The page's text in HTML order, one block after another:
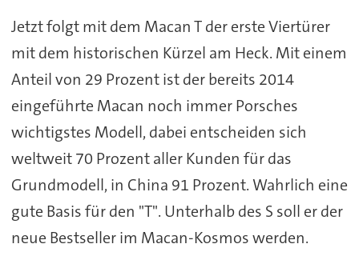
Jetzt folgt mit dem Macan T der erste Viertürer
mit dem historischen Kürzel am Heck. Mit einem
Anteil von 29 Prozent ist der bereits 2014
eingeführte Macan noch immer Porsches
wichtigstes Modell, dabei entscheiden sich
weltweit 70 Prozent aller Kunden für das
Grundmodell, in China 91 Prozent. Wahrlich eine
gute Basis für den "T". Unterhalb des S soll er der
neue Bestseller im Macan-Kosmos werden.